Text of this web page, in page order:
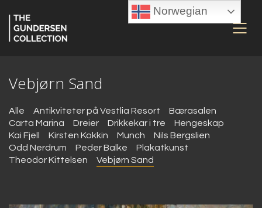
Vebjørn Sand
Alle Antikviteter på Vestlia Resort
Bærasalen
Carta Marina
Dreier Drikkekar i tre
Hengeskap
Kai Fjell
Kirsten Kokkin Munch
Nils Bergslien
Odd Nerdrum
Peder Balke
Plakatkunst
Theodor Kittelsen
Vebjørn Sand
Norwegian